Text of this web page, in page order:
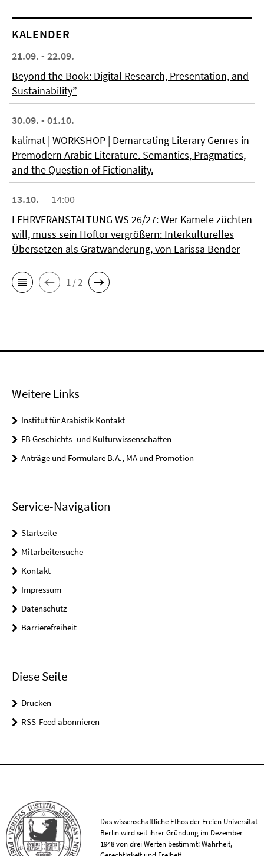
KALENDER
21.09. - 22.09.
Beyond the Book: Digital Research, Presentation, and
Sustainability”
30.09. - 01.10.
kalimat | WORKSHOP | Demarcating Literary Genres in
Premodern Arabic Literature. Semantics, Pragmatics,
and the Question of Fictionality.
13.10.
14:00
LEHRVERANSTALTUNG WS 26/27: Wer Kamele züchten
will, muss sein Hoftor vergrößern: Interkulturelles
Übersetzen als Gratwanderung, von Larissa Bender
1 / 2
Weitere Links
Institut für Arabistik Kontakt
FB Geschichts- und Kulturwissenschaften
Anträge und Formulare B.A., MA und Promotion
Service-Navigation
Startseite
Mitarbeitersuche
Kontakt
Impressum
Datenschutz
Barrierefreiheit
Diese Seite
Drucken
RSS-Feed abonnieren
Das wissenschaftliche Ethos der Freien Universität
Berlin wird seit ihrer Gründung im Dezember
1948 von drei Werten bestimmt: Wahrheit,